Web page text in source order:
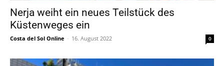
Nerja weiht ein neues Teilstück des
Küstenweges ein
Costa del Sol Online - 16. August 2022 0